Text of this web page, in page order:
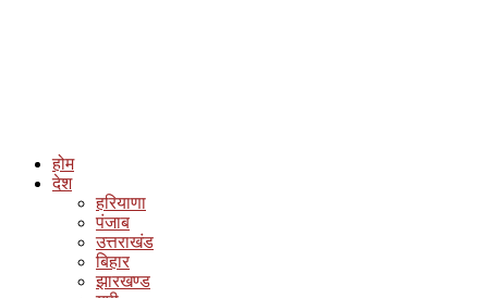
होम
देश
हरियाणा
पंजाब
उत्तराखंड
बिहार
झारखण्ड